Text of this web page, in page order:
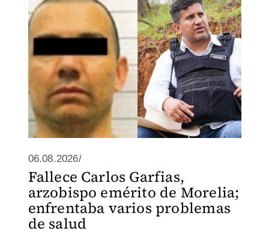
06.08.2026/
Fallece Carlos Garfias,
arzobispo emérito de Morelia;
enfrentaba varios problemas
de salud